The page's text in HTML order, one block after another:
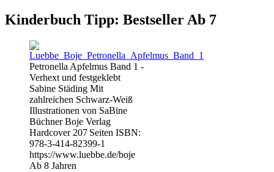
Kinderbuch Tipp: Bestseller Ab 7
Petronella Apfelmus Band 1 -
Verhext und festgeklebt
Sabine Städing Mit
zahlreichen Schwarz-Weiß
Illustrationen von SaBine
Büchner Boje Verlag
Hardcover 207 Seiten ISBN:
978-3-414-82399-1
https://www.luebbe.de/boje
Ab 8 Jahren